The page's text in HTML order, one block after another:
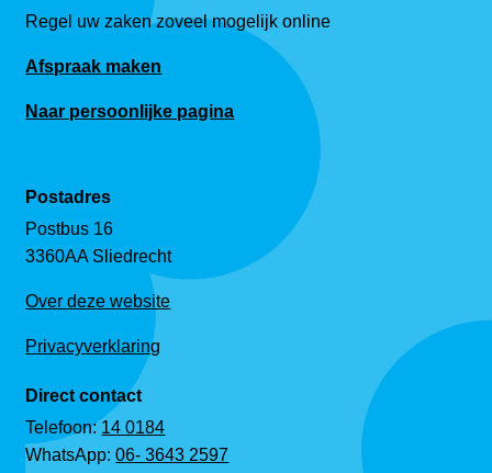
Regel uw zaken zoveel mogelijk online
Afspraak maken
Naar persoonlijke pagina
Postadres
Postbus 16
3360AA Sliedrecht
Over deze website
Privacyverklaring
Direct contact
Telefoon:14 0184
WhatsApp:06- 3643 2597